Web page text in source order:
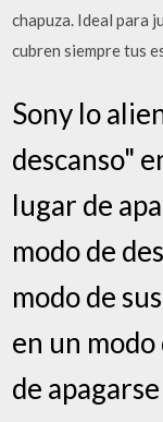
chapuza. Ideal para
cubren siempre tus
Sony lo
descanso"
lugar de
modo de
modo de
en un
de